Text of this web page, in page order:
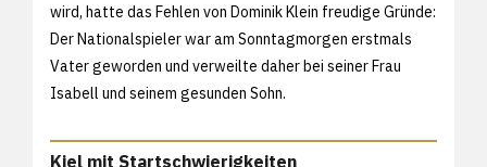
wird, hatte das Fehlen von Dominik Klein freudige Gründe:
Der Nationalspieler war am Sonntagmorgen erstmals
Vater geworden und verweilte daher bei seiner Frau
Isabell und seinem gesunden Sohn.
Kiel mit Startschwierigkeiten